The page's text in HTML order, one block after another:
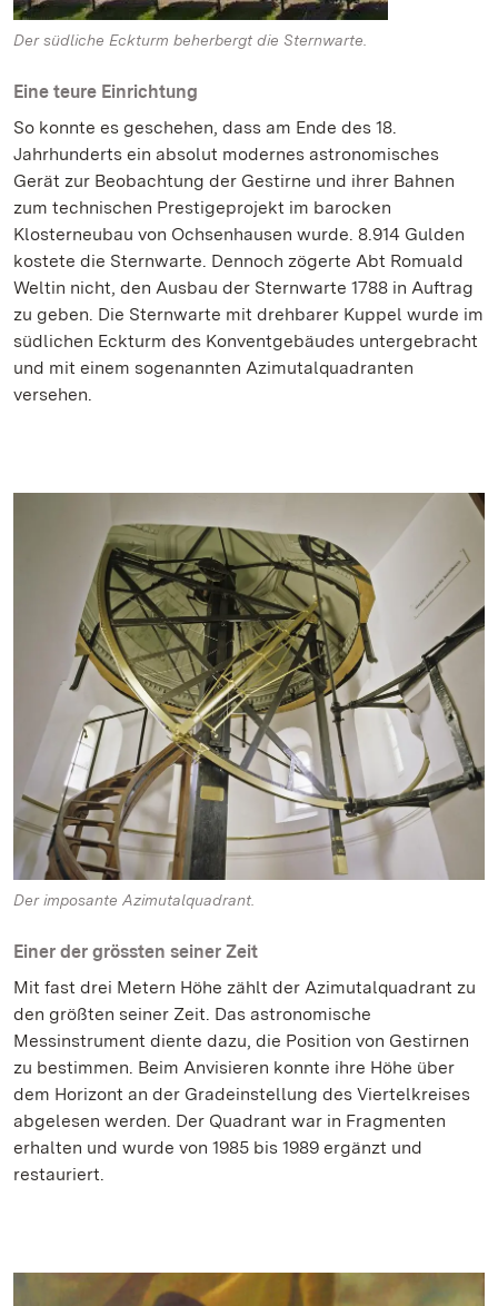
Der südliche Eckturm beherbergt die Sternwarte.
Eine teure Einrichtung
So konnte es geschehen, dass am Ende des 18.
Jahrhunderts ein absolut modernes astronomisches
Gerät zur Beobachtung der Gestirne und ihrer Bahnen
zum technischen Prestigeprojekt im barocken
Klosterneubau von Ochsenhausen wurde. 8.914 Gulden
kostete die Sternwarte. Dennoch zögerte Abt Romuald
Weltin nicht, den Ausbau der Sternwarte 1788 in Auftrag
zu geben. Die Sternwarte mit drehbarer Kuppel wurde im
südlichen Eckturm des Konventgebäudes untergebracht
und mit einem sogenannten Azimutalquadranten
versehen.
Der imposante Azimutalquadrant.
Einer der grössten seiner Zeit
Mit fast drei Metern Höhe zählt der Azimutalquadrant zu
den größten seiner Zeit. Das astronomische
Messinstrument diente dazu, die Position von Gestirnen
zu bestimmen. Beim Anvisieren konnte ihre Höhe über
dem Horizont an der Gradeinstellung des Viertelkreises
abgelesen werden. Der Quadrant war in Fragmenten
erhalten und wurde von 1985 bis 1989 ergänzt und
restauriert.